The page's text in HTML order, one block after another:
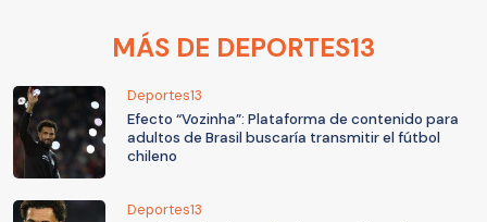
MÁS DE DEPORTES13
Deportes13
Efecto “Vozinha”: Plataforma de contenido para
adultos de Brasil buscaría transmitir el fútbol
chileno
Deportes13